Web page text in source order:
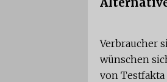
Verbraucher
wünschen
von